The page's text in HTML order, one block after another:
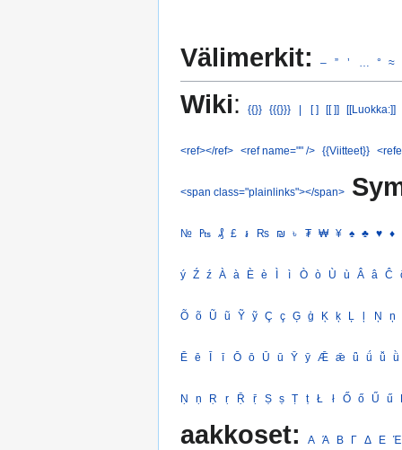
Välimerkit: – ” ’ ° ≈
Wiki: {{}} {{{}}} | [ ] [[ ]] [[Luokka:]]
<ref></ref> <ref name="" /> {{Viitteet}}
<span class="plainlinks"></span>
№ ₧ ₰ £ ៛ ₨ ₪ ৳ ₮ ₩ ¥ ♠ ♣ ♥ ♦
ý Ź ź À à È è Ì ì Ò ò Ù ù Â â Ĉ
Õ õ Ũ ũ Ỹ ỹ Ç ç Ģ ģ Ķ ķ Ļ ļ Ņ ņ
Ē ē Ī ī Ō ō Ū ū Ȳ ȳ Ǣ ǣ ǖ ǘ ǚ ǜ
Ṇ ṇ Ṛ ṛ Ṝ ṝ Ṣ ṣ Ṭ ṭ Ł ł Ő ő Ű ű
aakkoset: Α Ά Β Γ Δ Ε Έ